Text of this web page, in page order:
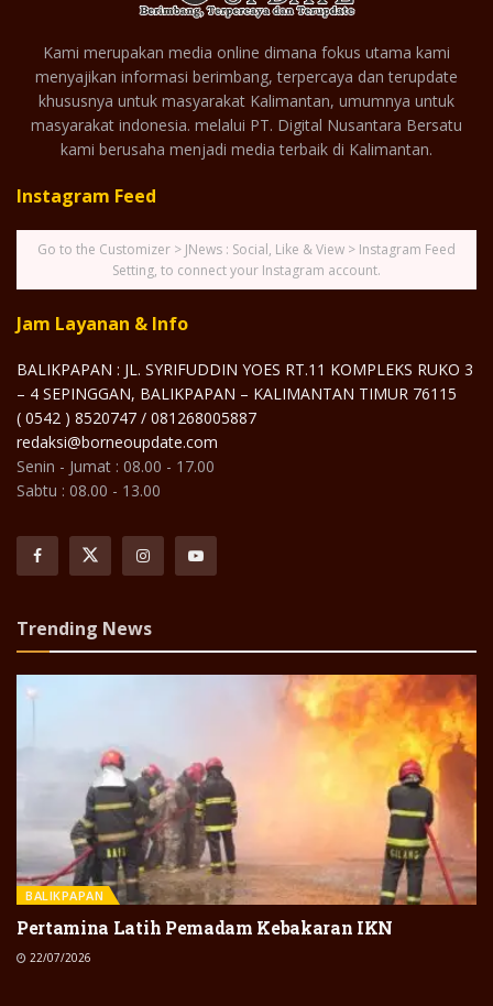
Kami merupakan media online dimana fokus utama kami
menyajikan informasi berimbang, terpercaya dan terupdate
khususnya untuk masyarakat Kalimantan, umumnya untuk
masyarakat indonesia. melalui PT. Digital Nusantara Bersatu
kami berusaha menjadi media terbaik di Kalimantan.
Instagram Feed
Go to the Customizer > JNews : Social, Like & View > Instagram Feed
Setting, to connect your Instagram account.
Jam Layanan & Info
BALIKPAPAN : JL. SYRIFUDDIN YOES RT.11 KOMPLEKS RUKO 3
– 4 SEPINGGAN, BALIKPAPAN – KALIMANTAN TIMUR 76115
( 0542 ) 8520747 / 081268005887
redaksi@borneoupdate.com
Senin - Jumat : 08.00 - 17.00
Sabtu : 08.00 - 13.00
Trending News
BALIKPAPAN
Pertamina Latih Pemadam Kebakaran IKN
22/07/2026